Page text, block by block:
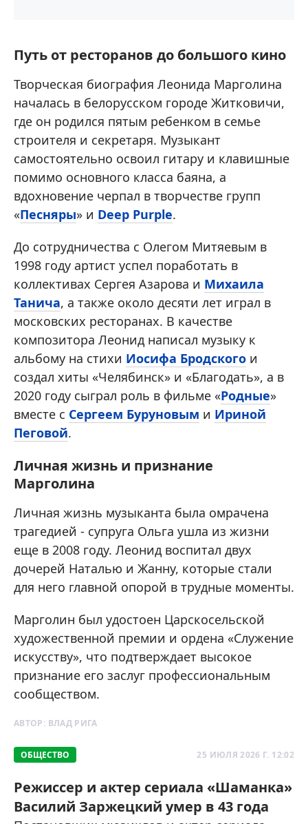
Путь от ресторанов до большого кино
Творческая биография Леонида Марголина
началась в белорусском городе Житковичи,
где он родился пятым ребенком в семье
строителя и секретаря. Музыкант
самостоятельно освоил гитару и клавишные
помимо основного класса баяна, а
вдохновение черпал в творчестве групп
«Песняры» и Deep Purple.
До сотрудничества с Олегом Митяевым в
1998 году артист успел поработать в
коллективах Сергея Азарова и Михаила
Танича, а также около десяти лет играл в
московских ресторанах. В качестве
композитора Леонид написал музыку к
альбому на стихи Иосифа Бродского и
создал хиты «Челябинск» и «Благодать», а в
2020 году сыграл роль в фильме «Родные»
вместе с Сергеем Буруновым и Ириной
Пеговой.
Личная жизнь и признание
Марголина
Личная жизнь музыканта была омрачена
трагедией - супруга Ольга ушла из жизни
еще в 2008 году. Леонид воспитал двух
дочерей Наталью и Жанну, которые стали
для него главной опорой в трудные моменты.
Марголин был удостоен Царскосельской
художественной премии и ордена «Служение
искусству», что подтверждает высокое
признание его заслуг профессиональным
сообществом.
АВТОР: ВЛАД РИГА
ОБЩЕСТВО 25 ИЮЛЯ 2026 Г. 12:02
Режиссер и актер сериала «Шаманка»
Василий Заржецкий умер в 43 года